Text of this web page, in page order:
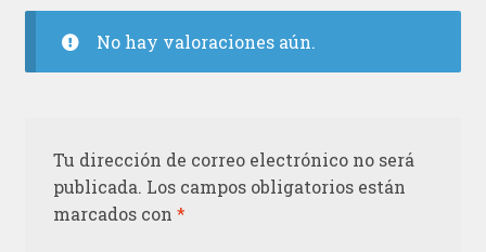
No hay valoraciones aún.
Tu dirección de correo electrónico no será
publicada. Los campos obligatorios están
marcados con *